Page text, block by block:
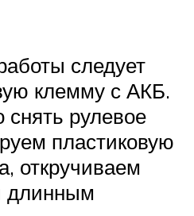
следует
клемму с АКБ.
рулевое
пластиковую
откручиваем
длинным